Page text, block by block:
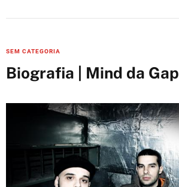
C
t
SEM CATEGORIA
Biografia | Mind da Gap